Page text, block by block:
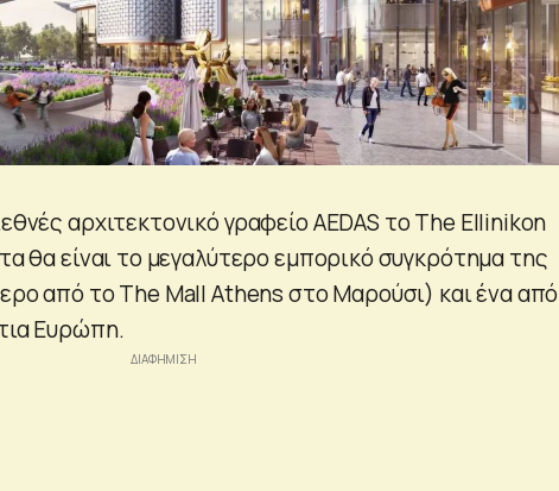
αρχιτεκτονικό γραφείο AEDAS το The Ellinikon
θα είναι το μεγαλύτερο εμπορικό συγκρότημα της
από το The Mall Athens στο Μαρούσι) και ένα από
Ευρώπη.